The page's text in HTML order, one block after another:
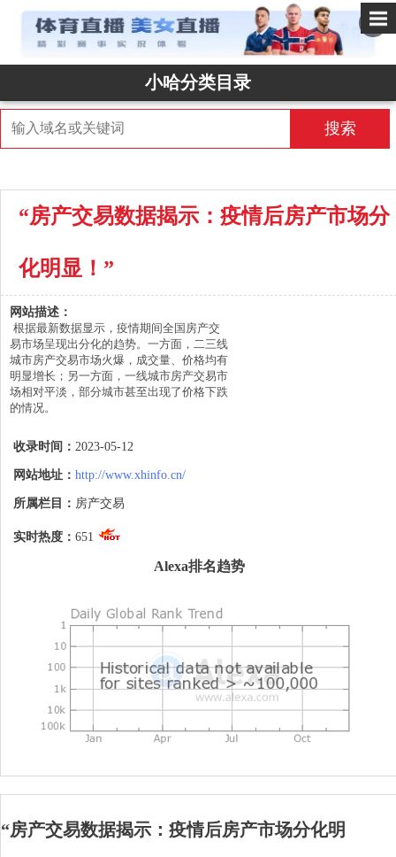
✕
小哈分类目录
搜索
“房产交易数据揭示：疫情后房产市场分
化明显！”
网站描述：
根据最新数据显示，疫情期间全国房产交
易市场呈现出分化的趋势。一方面，二三线
城市房产交易市场火爆，成交量、价格均有
明显增长；另一方面，一线城市房产交易市
场相对平淡，部分城市甚至出现了价格下跌
的情况。
分析认为，疫情导致人们对居住环境和生活
方式的重新思考，以及政策对于房地产市场
的影响，都在推动着房产交易市场的变化。
同时，数字化交易的普及也为房产交易带来
了新的趋势和机遇。在未来，房产交易市场
展。
收录时间： 2023-05-12
网站地址： http://www.xhinfo.cn/
所属栏目： 房产交易
实时热度： 651
Alexa排名趋势
“房产交易数据揭示：疫情后房产市场分化明